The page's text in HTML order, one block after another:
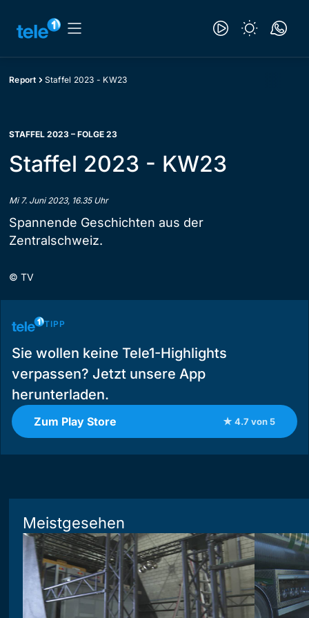
Report Staffel 2023 - KW23
STAFFEL 2023 – FOLGE 23
Staffel 2023 - KW23
Mi 7. Juni 2023, 16.35 Uhr
Spannende Geschichten aus der
Zentralschweiz.
© TV
TIPP
Sie wollen keine Tele1-Highlights
verpassen? Jetzt unsere App
herunterladen.
Zum Play Store ★ 4.7 von 5
Meistgesehen